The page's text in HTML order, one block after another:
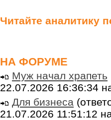
Читайте аналитику
НА ФОРУМЕ
Муж начал храпеть
22.07.2026 16:36:34
Для бизнеса
21.07.2026 11:51:12